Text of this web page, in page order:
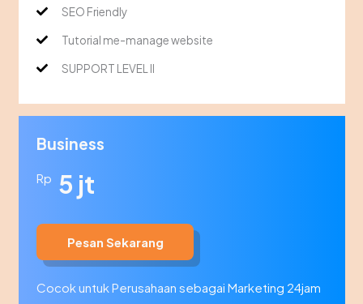
SEO Friendly
Tutorial me-manage website
SUPPORT LEVEL II
Business
Rp 5 jt
Pesan Sekarang
Cocok untuk Perusahaan sebagai Marketing 24jam